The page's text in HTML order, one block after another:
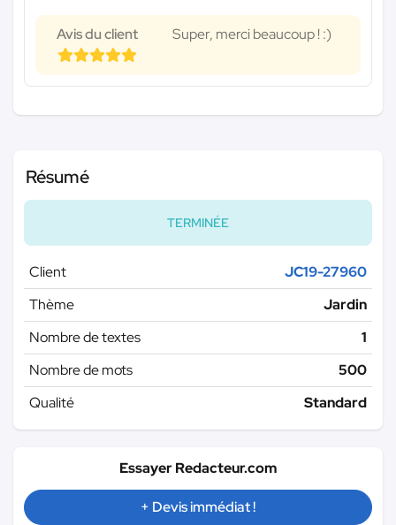
Avis du client Super, merci beaucoup ! :)
Résumé
TERMINÉE
Client
JC19-27960
Thème
Jardin
Nombre de textes
1
Nombre de mots
500
Qualité
Standard
Essayer Redacteur.com
+ Devis immédiat !